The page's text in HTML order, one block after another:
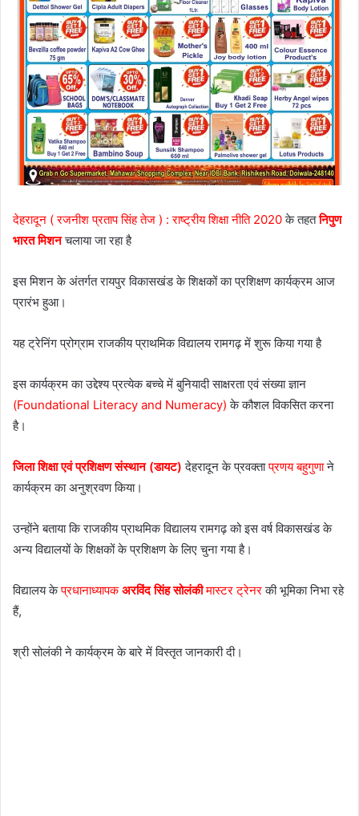
देहरादून ( रजनीश प्रताप सिंह तेज ) : राष्ट्रीय शिक्षा नीति 2020के तहतनिपुण
भारत मिशन चलाया जा रहा है
इस मिशन के अंतर्गत रायपुर विकासखंड के शिक्षकों का प्रशिक्षण कार्यक्रम आज
प्रारंभ हुआ।
यह ट्रेनिंग प्रोग्राम राजकीय प्राथमिक विद्यालय रामगढ़ में शुरू किया गया है
इस कार्यक्रम का उद्देश्य प्रत्येक बच्चे में बुनियादी साक्षरता एवं संख्या ज्ञान
(Foundational Literacy and Numeracy) के कौशल विकसित करना
है।
जिला शिक्षा एवं प्रशिक्षण संस्थान (डायट) देहरादून के प्रवक्ताप्रणय बहुगुणाने
कार्यक्रम का अनुश्रवण किया।
उन्होंने बताया कि राजकीय प्राथमिक विद्यालय रामगढ़ को इस वर्ष विकासखंड के
अन्य विद्यालयों के शिक्षकों के प्रशिक्षण के लिए चुना गया है।
विद्यालय केप्रधानाध्यापकअरविंद सिंह सोलंकीमास्टर ट्रेनरकी भूमिका निभा रहे
हैं,
श्री सोलंकी ने कार्यक्रम के बारे में विस्तृत जानकारी दी।